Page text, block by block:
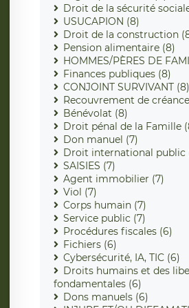
Droit de la sécurité
USUCAPION (8)
Droit de la construction
Pension alimentaire (8)
HOMMES/PÈRES DE
Finances publiques (8)
CONJOINT SURVIVANT (8)
Recouvrement de
Bénévolat (8)
Droit pénal de la Famille
Don manuel (7)
Droit international public
SAISIES (7)
Agent immobilier (7)
Viol (7)
Corps humain (7)
Service public (7)
Procédures fiscales (6)
Fichiers (6)
Cybersécurité, IA, TIC (6)
Droits humains et des
fondamentales (6)
Dons manuels (6)